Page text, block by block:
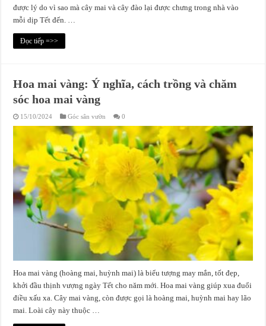
được lý do vì sao mà cây mai và cây đào lại được chưng trong nhà vào
mỗi dịp Tết đến. …
Đọc tiếp =>>
Hoa mai vàng: Ý nghĩa, cách trồng và chăm
sóc hoa mai vàng
15/10/2024 Góc sân vườn 0
Hoa mai vàng (hoàng mai, huỳnh mai) là biểu tượng may mắn, tốt đẹp,
khởi đầu thịnh vượng ngày Tết cho năm mới. Hoa mai vàng giúp xua đuổi
điều xấu xa. Cây mai vàng, còn được gọi là hoàng mai, huỳnh mai hay lão
mai. Loài cây này thuộc …